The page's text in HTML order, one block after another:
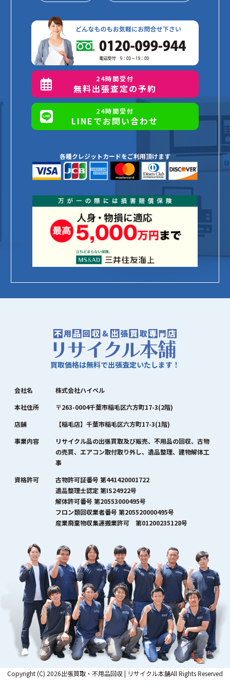
24時間受付
無料出張査定の予約
24時間受付
LINEでお問い合わせ
各種クレジットカードをご利用頂けます
買取価格は無料で出張査定いたします！
会社名
株式会社ハイペル
本社住所
〒263-0004千葉市稲毛区六方町17-3(2階)
店舗
【稲毛店】千葉市稲毛区六方町17-3(1階)
事業内容
リサイクル品の出張買取及び販売、不用品の回収、古物
の売買、エアコン取付取り外し、遺品整理、建物解体工
事
資格許可
古物許可証番号 第441420001722
遺品整理士認定 第IS24922号
解体許可番号 第20553000495号
フロン類回収業者番号 第205520000495号
産業廃棄物収集運搬業許可 第01200235128号
Copyright (C) 2026出張買取・不用品回収 | リサイクル本舗All Rights Reserved